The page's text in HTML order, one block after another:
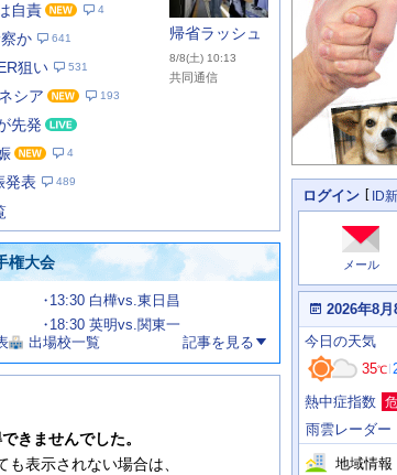
自責 4
か 641
狙い 531
シア 193
先発
4
発表 489
帰省ラッシュ
8/8(土) 10:13
共同通信
権大会
13:30 白樺vs.東日昌
18:30 英明vs.関東一
出場校一覧 記事を見る
きませんでした。
も表示されない場合は、
個
人
情
報
ログイン ID
あ
た
の
ス
ス
メール
本
日
の
天
気
、
運
情
報
2026年8月
今
日
明
日
の
天
気
今日 の天気
35℃
熱中症指数
雨雲レーダー
地域情報